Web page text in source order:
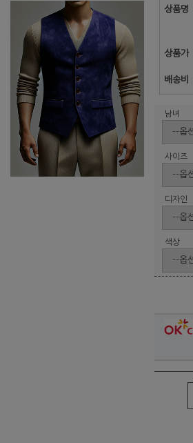
상품명
상품가
배송비
남녀
사이즈
디자인
색상